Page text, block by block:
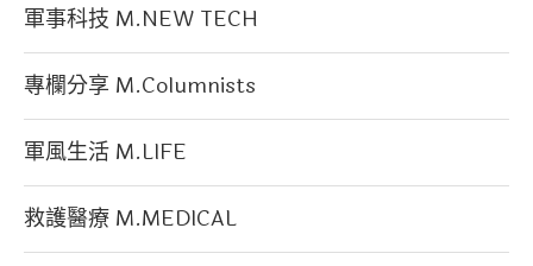
軍事科技 M.NEW TECH
專欄分享 M.Columnists
軍風生活 M.LIFE
救護醫療 M.MEDICAL